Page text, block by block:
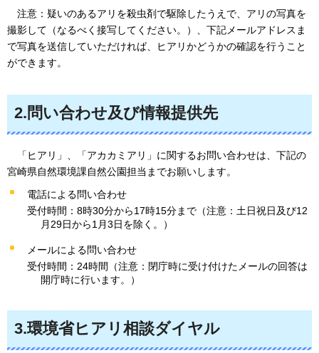
注意：疑いのあるアリを殺虫剤で駆除したうえで、アリの写真を
撮影して（なるべく接写してください。）、下記メールアドレスま
で写真を送信していただければ、ヒアリかどうかの確認を行うこと
ができます。
2.問い合わせ及び情報提供先
「ヒアリ」、「アカカミアリ」に関するお問い合わせは、下記の
宮崎県自然環境課自然公園担当までお願いします。
電話による問い合わせ
受付時間：8時30分から17時15分まで（注意：土日祝日及び12
月29日から1月3日を除く。）
メールによる問い合わせ
受付時間：24時間（注意：閉庁時に受け付けたメールの回答は
開庁時に行います。）
3.環境省ヒアリ相談ダイヤル